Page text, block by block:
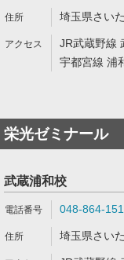
埼玉県さい
JR武蔵野線
宇都宮線 浦
栄光ゼミナール
武蔵浦和校
048-864-
埼玉県さい